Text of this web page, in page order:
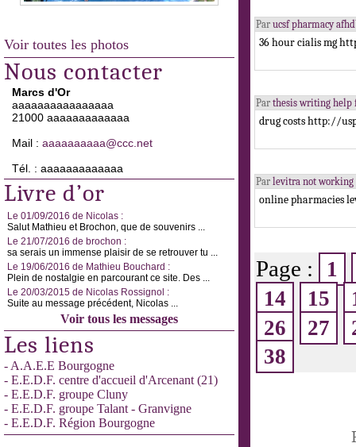
Voir toutes les photos
Nous contacter
Marcs d'Or
aaaaaaaaaaaaaaaa
21000 aaaaaaaaaaaaa
Mail : aaaaaaaaaa@ccc.net
Tél. : aaaaaaaaaaaaa
Livre d’or
Le 01/09/2016 de Nicolas :
Salut Mathieu et Brochon, que de souvenirs ...
Le 21/07/2016 de brochon :
sa serais un immense plaisir de se retrouver tu ...
Le 19/06/2016 de Mathieu Bouchard :
Plein de nostalgie en parcourant ce site. Des ...
Le 20/03/2015 de Nicolas Rossignol :
Suite au message précédent, Nicolas ...
Voir tous les messages
Les liens
- A.A.E.E Bourgogne
- E.E.D.F. centre d'accueil d'Arcenant (21)
- E.E.D.F. groupe Cluny
- E.E.D.F. groupe Talant - Granvigne
- E.E.D.F. Région Bourgogne
Par ucsf pharmacy
36 hour cialis mg
Par thesis writing help
drug costs http://
Par levitra not
online pharmacies
Page :
1
14
15
26
27
38